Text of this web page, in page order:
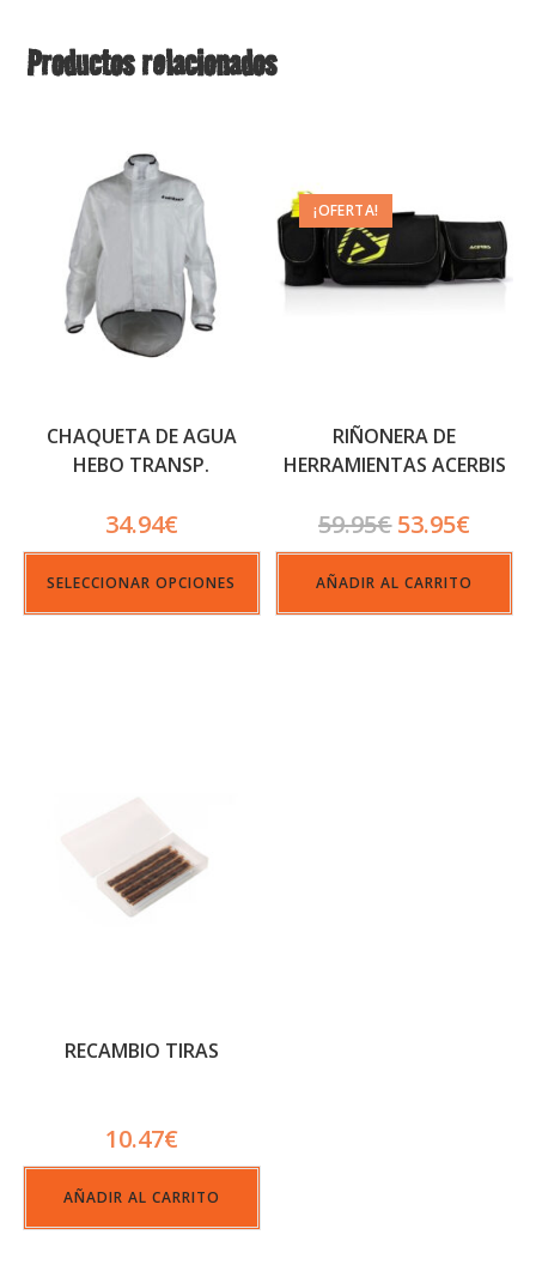
Productos relacionados
CHAQUETA DE AGUA
HEBO TRANSP.
34.94€
SELECCIONAR OPCIONES
¡OFERTA!
RIÑONERA DE
HERRAMIENTAS ACERBIS
59.95€ 53.95€
AÑADIR AL CARRITO
RECAMBIO TIRAS
10.47€
AÑADIR AL CARRITO